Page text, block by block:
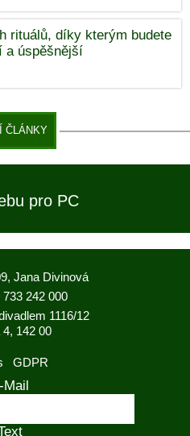
rituálů, díky kterým budete
a úspěšnější
ČLÁNKY
pro PC
Jana Divinová
733 242 000
1116/12
4, 142 00
GDPR
Mail